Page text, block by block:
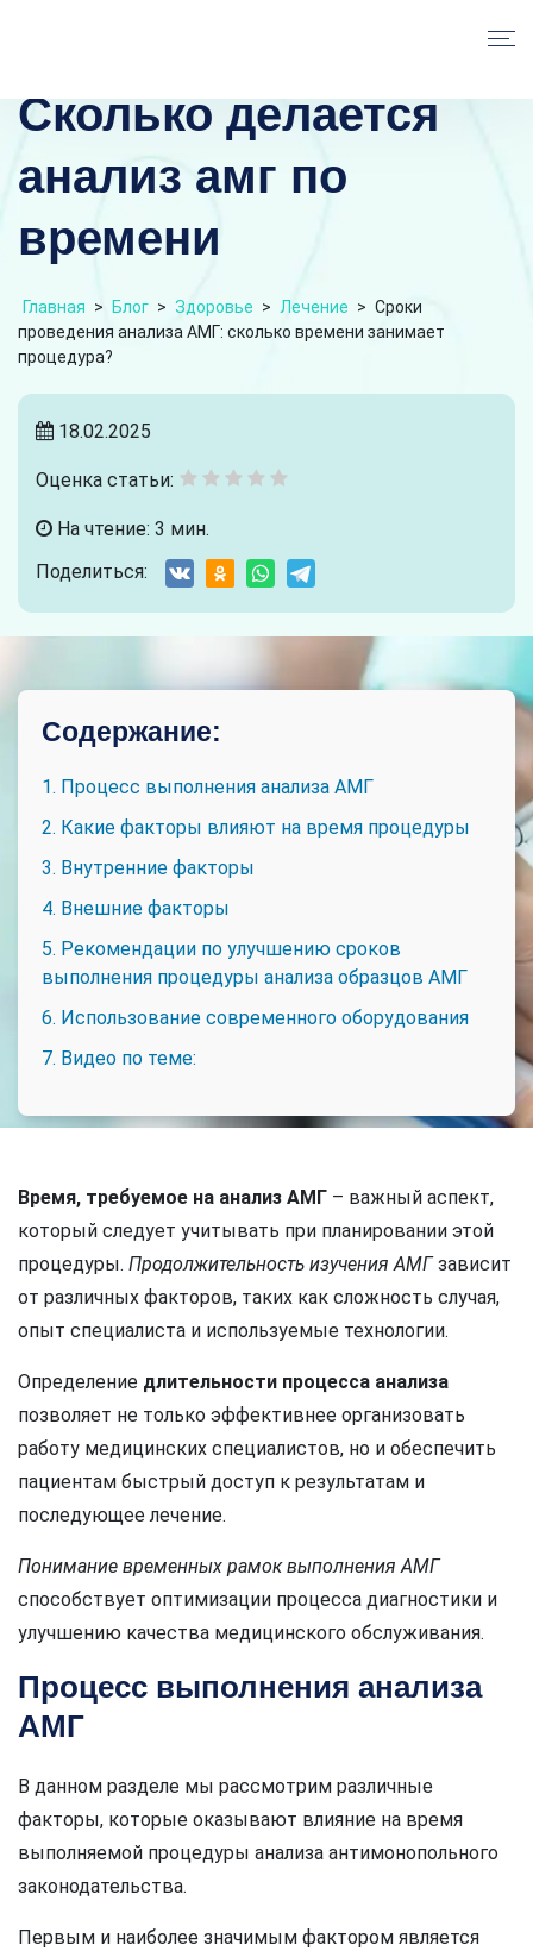
Сколько делается
анализ амг по
времени
Главная > Блог > Здоровье > Лечение > Сроки
проведения анализа АМГ: сколько времени занимает
процедура?
18.02.2025
Оценка статьи:
На чтение: 3 мин.
Поделиться:
Содержание:
1. Процесс выполнения анализа АМГ
2. Какие факторы влияют на время процедуры
3. Внутренние факторы
4. Внешние факторы
5. Рекомендации по улучшению сроков
выполнения процедуры анализа образцов АМГ
6. Использование современного оборудования
7. Видео по теме:
Время, требуемое на анализ АМГ – важный аспект,
который следует учитывать при планировании этой
процедуры. Продолжительность изучения АМГзависит
от различных факторов, таких как сложность случая,
опыт специалиста и используемые технологии.
Определение длительности процесса анализа
позволяет не только эффективнее организовать
работу медицинских специалистов, но и обеспечить
пациентам быстрый доступ к результатам и
последующее лечение.
Понимание временных рамок выполнения АМГ
способствует оптимизации процесса диагностики и
улучшению качества медицинского обслуживания.
Процесс выполнения анализа
АМГ
В данном разделе мы рассмотрим различные
факторы, которые оказывают влияние на время
выполняемой процедуры анализа антимонопольного
законодательства.
Первым и наиболее значимым фактором является